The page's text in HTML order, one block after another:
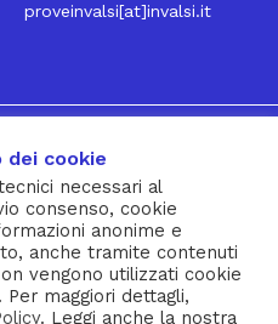
proveinvalsi[at]invalsi.it
Newsletter
35 – 00153 ROMA – tel. 06
– c.f. 92000450582
–Note Legali–Social Media
dei cookie
necessari al
consenso, cookie
anonime e
anche tramite contenuti
vengono utilizzati cookie
maggiori dettagli,
. Leggi anche la nostra